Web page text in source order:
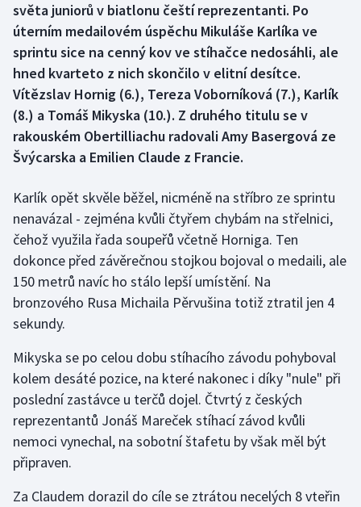
Curling
Dostihy
Florbal
Futsal
Gymnastika
Házená
Jezdectví
Judo
Krasobruslení
Lyže a snowboard
Moderní pětiboj
světa juniorů v biatlonu čeští reprezentanti. Po
úterním medailovém úspěchu Mikuláše Karlíka ve
sprintu sice na cenný kov ve stíhačce nedosáhli, ale
hned kvarteto z nich skončilo v elitní desítce.
Vítězslav Hornig (6.), Tereza Voborníková (7.), Karlík
(8.) a Tomáš Mikyska (10.). Z druhého titulu se v
rakouském Obertilliachu radovali Amy Basergová ze
Švýcarska a Emilien Claude z Francie.
Karlík opět skvěle běžel, nicméně na stříbro ze sprintu
nenavázal - zejména kvůli čtyřem chybám na střelnici,
čehož využila řada soupeřů včetně Horniga. Ten
dokonce před závěrečnou stojkou bojoval o medaili, ale
150 metrů navíc ho stálo lepší umístění. Na
bronzového Rusa Michaila Pěrvušina totiž ztratil jen 4
sekundy.
Mikyska se po celou dobu stíhacího závodu pohyboval
kolem desáté pozice, na které nakonec i díky "nule" při
poslední zastávce u terčů dojel. Čtvrtý z českých
reprezentantů Jonáš Mareček stíhací závod kvůli
nemoci vynechal, na sobotní štafetu by však měl být
připraven.
Za Claudem dorazil do cíle se ztrátou necelých 8 vteřin